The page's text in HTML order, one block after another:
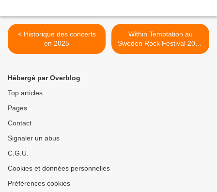
< Historique des concerts
en 2025
Within Temptation au
Sweden Rock Festival 2025
(Suède) >
Hébergé par Overblog
Top articles
Pages
Contact
Signaler un abus
C.G.U.
Cookies et données personnelles
Préférences cookies